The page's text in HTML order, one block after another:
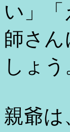
い」
師さ
しょう
親爺